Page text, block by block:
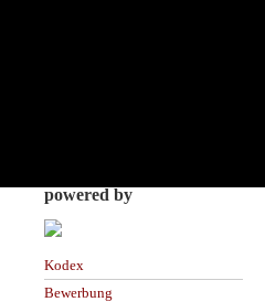
powered by
Kodex
Bewerbung